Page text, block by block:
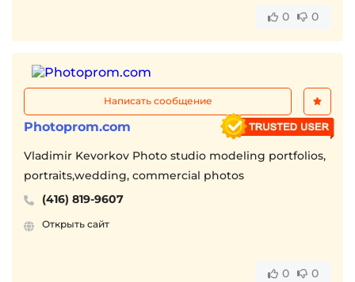
0 0
Написать сообщение
Photoprom.com
Vladimir Kevorkov Photo studio modeling portfolios,
portraits,wedding, commercial photos
(416) 819-9607
Открыть сайт
0 0